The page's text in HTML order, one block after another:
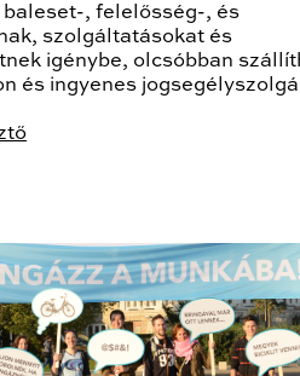
, felelősség-, és
szolgáltatásokat és
igénybe, olcsóbban
és ingyenes